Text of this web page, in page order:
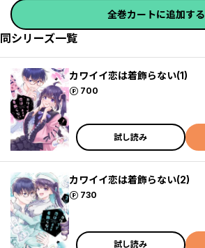
全巻カートに追加する
同シリーズ一覧
カワイイ恋は着飾らない(1)
700
ポイント
試し読み
カワイイ恋は着飾らない(2)
730
ポイント
試し読み